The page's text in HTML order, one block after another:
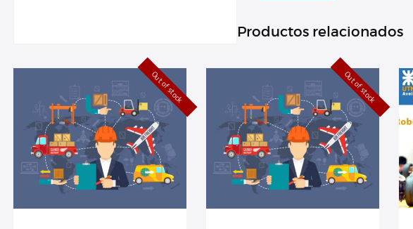
Productos relacionados
Out of stock Out of stock